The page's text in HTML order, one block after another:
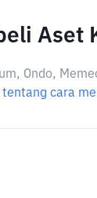
Aset
Ondo,
cara